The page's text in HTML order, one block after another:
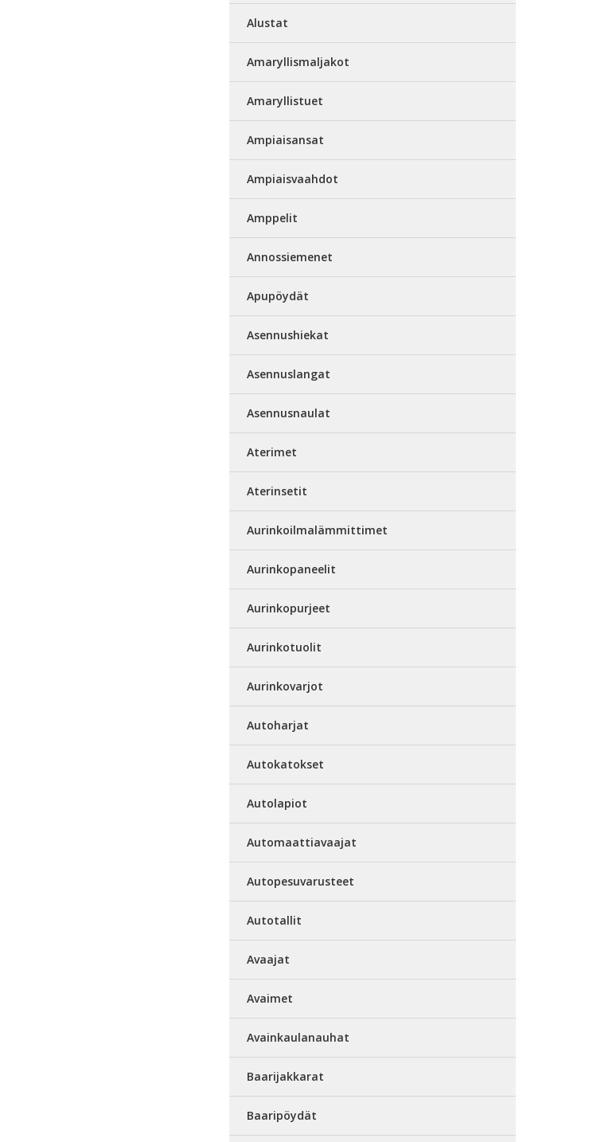
Alustat
Amaryllismaljakot
Amaryllistuet
Ampiaisansat
Ampiaisvaahdot
Amppelit
Annossiemenet
Apupöydät
Asennushiekat
Asennuslangat
Asennusnaulat
Aterimet
Aterinsetit
Aurinkoilmalämmittimet
Aurinkopaneelit
Aurinkopurjeet
Aurinkotuolit
Aurinkovarjot
Autoharjat
Autokatokset
Autolapiot
Automaattiavaajat
Autopesuvarusteet
Autotallit
Avaajat
Avaimet
Avainkaulanauhat
Baarijakkarat
Baaripöydät